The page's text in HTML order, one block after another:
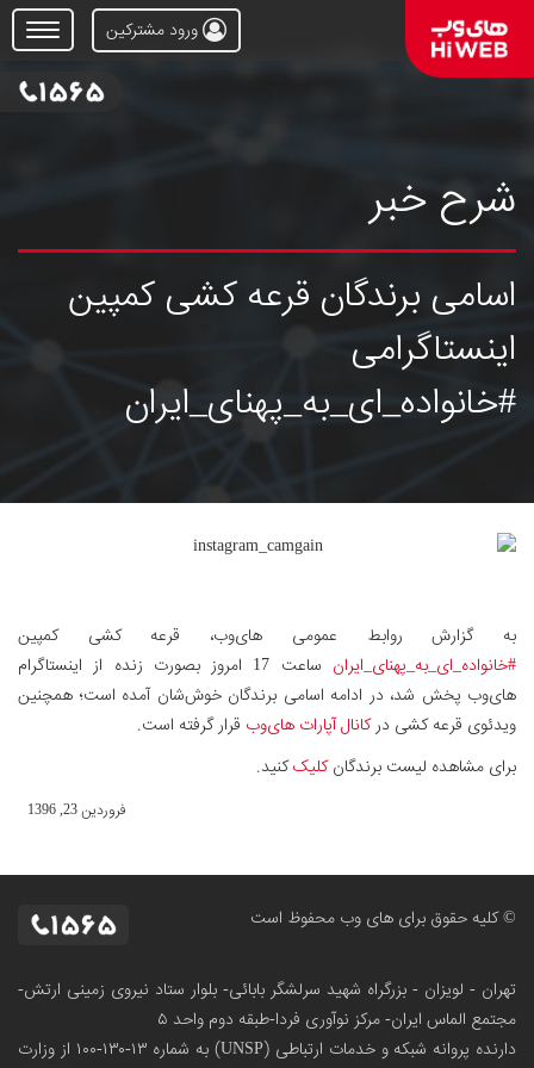
Open
Menu
ورود مشترکین
شرح خبر
اسامی برندگان قرعه کشی کمپین
اینستاگرامی
#خانواده_ای_به_پهنای_ایران
به گزارش روابط عمومی های‌وب، قرعه کشی کمپین
#خانواده_ای_به_پهنای_ایران
ساعت 17 امروز بصورت زنده از اینستاگرام
های‌وب پخش شد، در ادامه اسامی برندگان خوش‌شان آمده است؛ همچنین
ویدئوی قرعه کشی درکانال آپارات های‌وب قرار گرفته است.
برای مشاهده لیست برندگانکلیککنید.
فروردین 23, 1396
© کلیه حقوق برای های وب محفوظ است
تهران - لویزان - بزرگراه شهید سرلشگر بابائی- بلوار ستاد نیروی زمینی ارتش-
مجتمع الماس ایران- مرکز نوآوری فردا-طبقه دوم واحد ۵
دارنده پروانه شبکه و خدمات ارتباطی (UNSP) به شماره ۱۳-۱۳۰-۱۰۰
از وزارت